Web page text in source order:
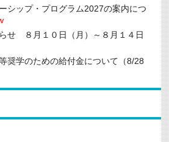
シップ・プログラム2027の案内につ
せ ８月１０日（月）～８月１４日
奨学のための給付金について（8/28